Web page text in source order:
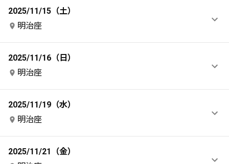
2025/11/15（土）
明治座
2025/11/16（日）
明治座
2025/11/19（水）
明治座
2025/11/21（金）